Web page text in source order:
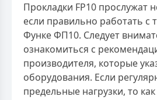
Прокладки FP10 прослужат
если правильно работать с
Функе ФП10. Следует
ознакомиться с
производителя, которые
оборудования. Если
предельные нагрузки, то